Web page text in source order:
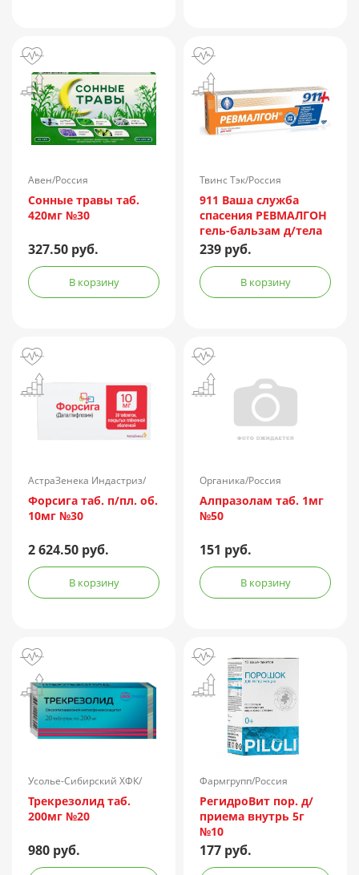
Авен/Россия
Сонные травы таб.
420мг №30
327.50 руб.
В корзину
Твинс Тэк/Россия
911 Ваша служба
спасения РЕВМАЛГОН
гель-бальзам д/тела
100мл
239 руб.
В корзину
АстраЗенека Индастриз/
Россия
Форсига таб. п/пл. об.
10мг №30
2 624.50 руб.
В корзину
Органика/Россия
Алпразолам таб. 1мг
№50
151 руб.
В корзину
Усолье-Сибирский ХФК/
Россия
Трекрезолид таб.
200мг №20
980 руб.
Фармгрупп/Россия
РегидроВит пор. д/
приема внутрь 5г
№10
177 руб.